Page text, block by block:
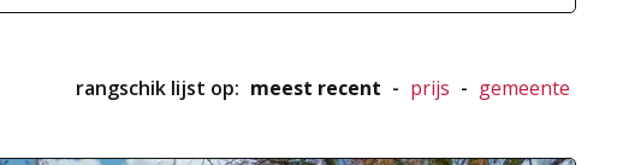
rangschik lijst op: meest recent - prijs - gemeente